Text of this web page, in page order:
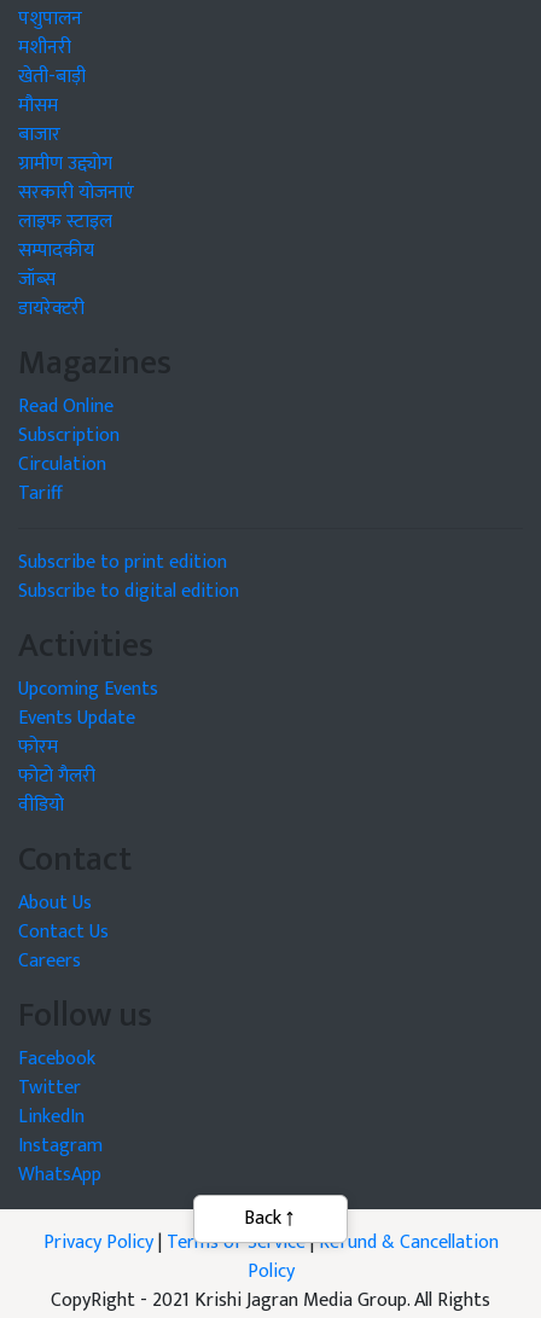
पशुपालन
मशीनरी
खेती-बाड़ी
मौसम
बाजार
ग्रामीण उद्द्योग
सरकारी योजनाएं
लाइफ स्टाइल
सम्पादकीय
जॉब्स
डायरेक्टरी
Magazines
Read Online
Subscription
Circulation
Tariff
Subscribe to print edition
Subscribe to digital edition
Activities
Upcoming Events
Events Update
फोरम
फोटो गैलरी
वीडियो
Contact
About Us
Contact Us
Careers
Follow us
Facebook
Twitter
LinkedIn
Instagram
WhatsApp
Privacy Policy|Terms of Service|Refund & Cancellation
Policy
CopyRight - 2021 Krishi Jagran Media Group. All Rights
Back